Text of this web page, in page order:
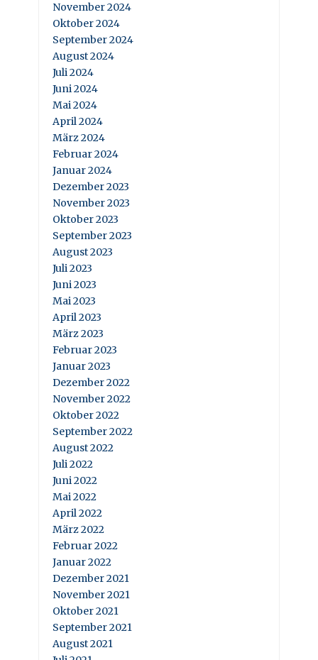
November 2024
Oktober 2024
September 2024
August 2024
Juli 2024
Juni 2024
Mai 2024
April 2024
März 2024
Februar 2024
Januar 2024
Dezember 2023
November 2023
Oktober 2023
September 2023
August 2023
Juli 2023
Juni 2023
Mai 2023
April 2023
März 2023
Februar 2023
Januar 2023
Dezember 2022
November 2022
Oktober 2022
September 2022
August 2022
Juli 2022
Juni 2022
Mai 2022
April 2022
März 2022
Februar 2022
Januar 2022
Dezember 2021
November 2021
Oktober 2021
September 2021
August 2021